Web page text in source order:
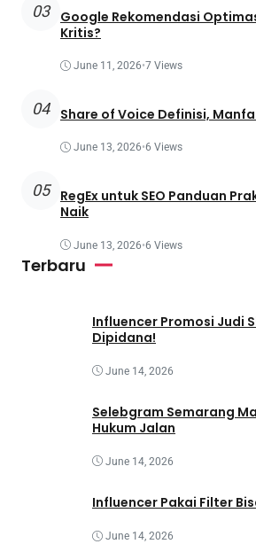
03
Google Rekomendasi
Kritis?
June 11, 2026•7 Views
04 Share of Voice Definisi,
June 13, 2026•6 Views
05
RegEx untuk SEO Panduan
Naik
June 13, 2026•6 Views
Terbaru
Influencer Promosi Judi
Dipidana!
June 14, 2026
Selebgram Semarang
Hukum Jalan
June 14, 2026
Influencer Pakai Filter
June 14, 2026